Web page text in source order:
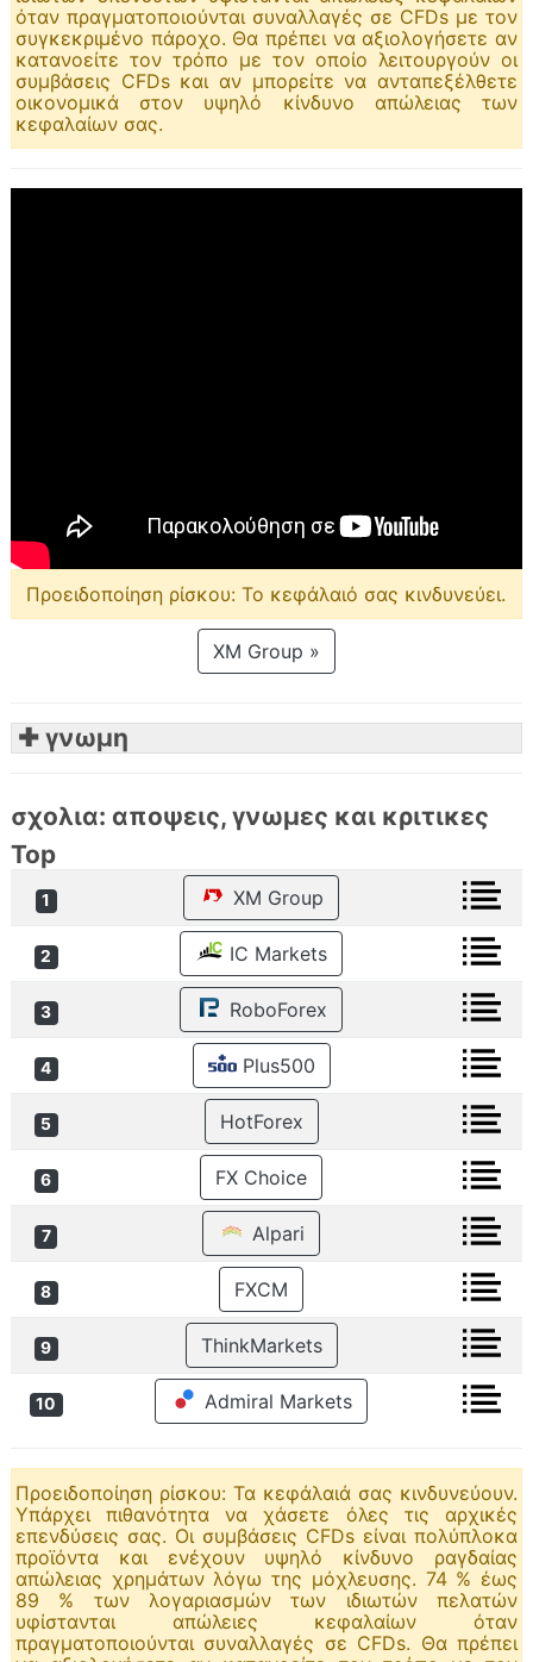
όταν πραγματοποιούνται συναλλαγές σε CFDs με τον
συγκεκριμένο πάροχο. Θα πρέπει να αξιολογήσετε αν
κατανοείτε τον τρόπο με τον οποίο λειτουργούν οι
συμβάσεις CFDs και αν μπορείτε να ανταπεξέλθετε
οικονομικά στον υψηλό κίνδυνο απώλειας των
κεφαλαίων σας.
Προειδοποίηση ρίσκου: Το κεφάλαιό σας κινδυνεύει.
XM Group »
✚ γνωμη
σχολια: αποψεις, γνωμες και κριτικες
Top
1 XM Group
2 IC Markets
3 RoboForex
4 Plus500
5 HotForex
6 FX Choice
7 Alpari
8 FXCM
9 ThinkMarkets
10 Admiral Markets
Προειδοποίηση ρίσκου: Τα κεφάλαιά σας κινδυνεύουν.
Υπάρχει πιθανότητα να χάσετε όλες τις αρχικές
επενδύσεις σας. Οι συμβάσεις CFDs είναι πολύπλοκα
προϊόντα και ενέχουν υψηλό κίνδυνο ραγδαίας
απώλειας χρημάτων λόγω της μόχλευσης. 74 % έως
89 % των λογαριασμών των ιδιωτών πελατών
υφίστανται απώλειες κεφαλαίων όταν
πραγματοποιούνται συναλλαγές σε CFDs. Θα πρέπει